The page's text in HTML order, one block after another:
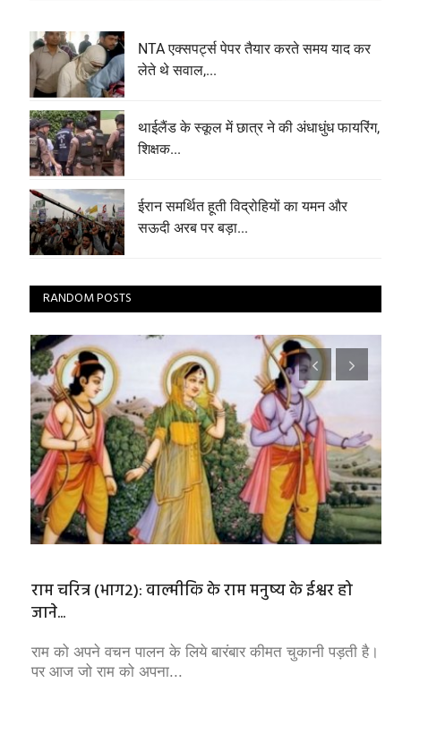
NTA एक्सपर्ट्स पेपर तैयार करते समय याद कर
लेते थे सवाल,...
थाईलैंड के स्कूल में छात्र ने की अंधाधुंध फायरिंग,
शिक्षक...
ईरान समर्थित हूती विद्रोहियों का यमन और
सऊदी अरब पर बड़ा...
RANDOM POSTS
राम चरित्र (भाग2): वाल्मीकि के राम मनुष्य के ईश्वर हो
जाने...
राम को अपने वचन पालन के लिये बारंबार कीमत चुकानी पड़ती है।
पर आज जो राम को अपना...